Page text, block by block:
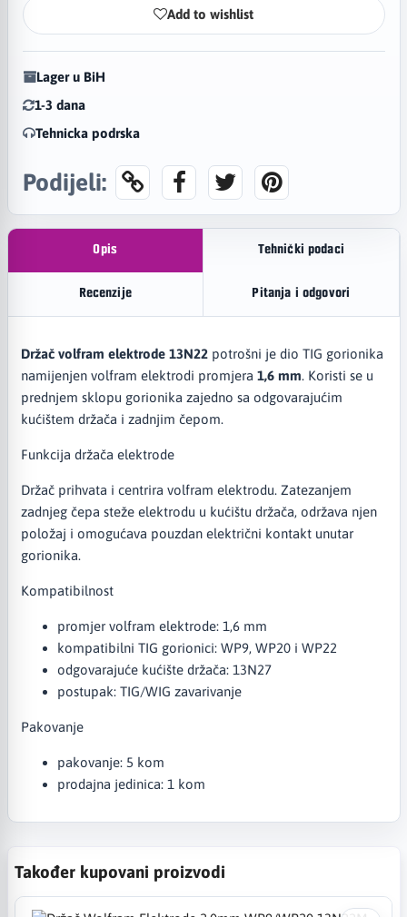
Add to wishlist
Lager u BiH
1-3 dana
Tehnicka podrska
Podijeli:
Opis Tehnički podaci
Recenzije Pitanja i odgovori
Držač volfram elektrode 13N22potrošni je dio TIG gorionika
namijenjen volfram elektrodi promjera 1,6 mm. Koristi se u
prednjem sklopu gorionika zajedno sa odgovarajućim
kućištem držača i zadnjim čepom.
Funkcija držača elektrode
Držač prihvata i centrira volfram elektrodu. Zatezanjem
zadnjeg čepa steže elektrodu u kućištu držača, održava njen
položaj i omogućava pouzdan električni kontakt unutar
gorionika.
Kompatibilnost
promjer volfram elektrode: 1,6 mm
kompatibilni TIG gorionici: WP9, WP20 i WP22
odgovarajuće kućište držača: 13N27
postupak: TIG/WIG zavarivanje
Pakovanje
pakovanje: 5 kom
prodajna jedinica: 1 kom
Također kupovani proizvodi